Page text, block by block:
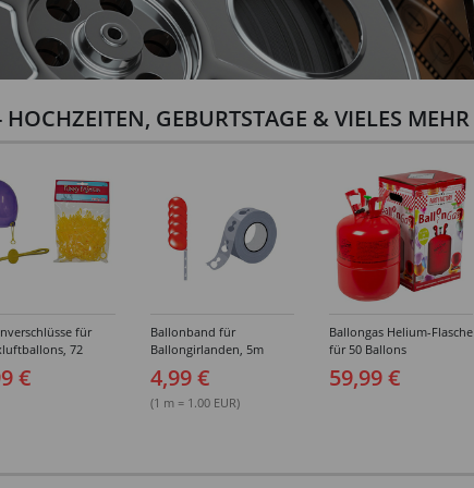
GEBURTSTAGE & VIELES MEHR
für
72
€
Ballonband für
Ballongirlanden, 5m
Deko-Band aus PVC
4,99 €
(1 m = 1.00 EUR)
Ballongas Helium-Flasche
für 50 Ballons
59,99 €